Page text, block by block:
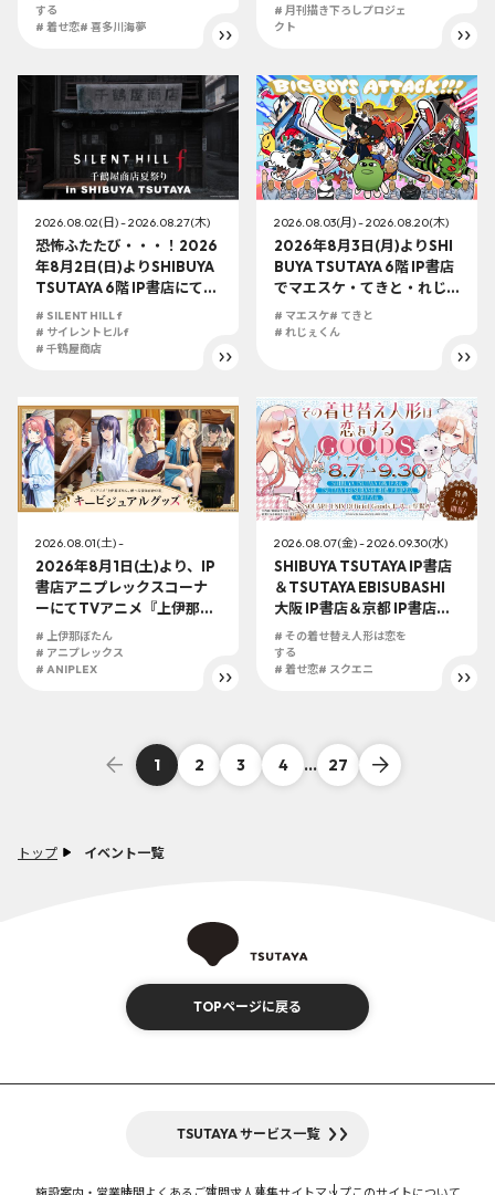
トップ イベント一覧
ケールフィギュアの展開が
決定！！
する
# 着せ恋# 喜多川海夢
場。さらに浮世絵の趣を取
り入れた≪-UKIYO-≫serie
# 月刊描き下ろしプロジェ
クト
2026.08.02(日) - 2026.08.27(木)
恐怖ふたたび・・・！2026
年8月2日(日)よりSHIBUYA
TSUTAYA 6階 IP書店にて、
『SILENT HILL f』千鶴屋商
店夏祭りin SHIBUYA TSUT
AYAが開催決定。この夏は渋
# SILENT HILL f
# サイレントヒルf
# 千鶴屋商店
2026.08.03(月) - 2026.08.20(木)
2026年8月3日(月)よりSHI
BUYA TSUTAYA 6階 IP書店
でマエスケ・てきと・れじ
ぇくんコラボ企画『BIGBOY
S ATTACK!!!』POP UP SH
# マエスケ# てきと
# れじぇくん
2026.08.01(土) -
2026年8月1日(土)より、IP
書店アニプレックスコーナ
ーにてTVアニメ『上伊那ぼ
たん、酔へる姿は百合の
花』 の展開が決定！！
# 上伊那ぼたん
# アニプレックス
# ANIPLEX
2026.08.07(金) - 2026.09.30(水)
SHIBUYA TSUTAYA IP書店
＆TSUTAYA EBISUBASHI
大阪 IP書店＆京都 IP書店『S
QUARE ENIX Official Goo
dsコーナー』にて2026年8
月7日(金)より「その着せ替
# その着せ替え人形は恋を
する
# 着せ恋# スクエニ
1 2 3 4 ... 27
TOPページに戻る
TSUTAYA サービス一覧